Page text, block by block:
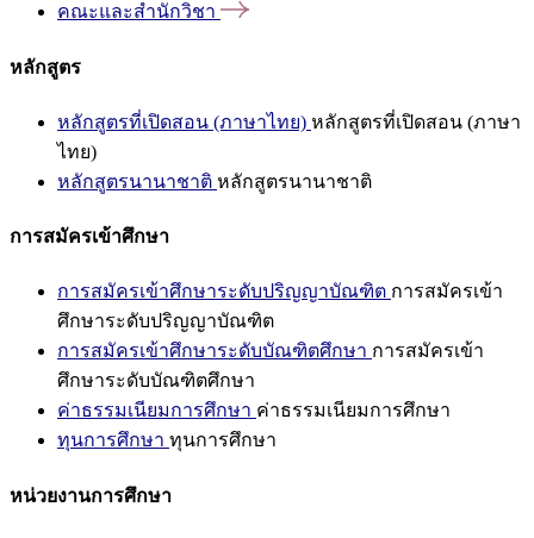
คณะและสำนักวิชา
หลักสูตร
หลักสูตรที่เปิดสอน (ภาษาไทย) หลักสูตรที่เปิดสอน (ภาษา
ไทย)
หลักสูตรนานาชาติ หลักสูตรนานาชาติ
การสมัครเข้าศึกษา
การสมัครเข้าศึกษาระดับปริญญาบัณฑิต การสมัครเข้า
ศึกษาระดับปริญญาบัณฑิต
การสมัครเข้าศึกษาระดับบัณฑิตศึกษา การสมัครเข้า
ศึกษาระดับบัณฑิตศึกษา
ค่าธรรมเนียมการศึกษา ค่าธรรมเนียมการศึกษา
ทุนการศึกษา ทุนการศึกษา
หน่วยงานการศึกษา